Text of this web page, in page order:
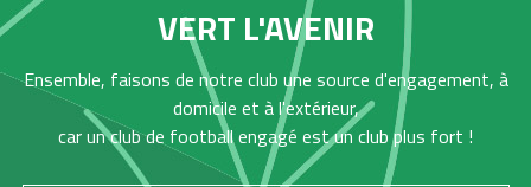
VERT L'AVENIR
Ensemble, faisons de notre club une source d'engagement, à
domicile et à l'extérieur,
car un club de football engagé est un club plus fort !